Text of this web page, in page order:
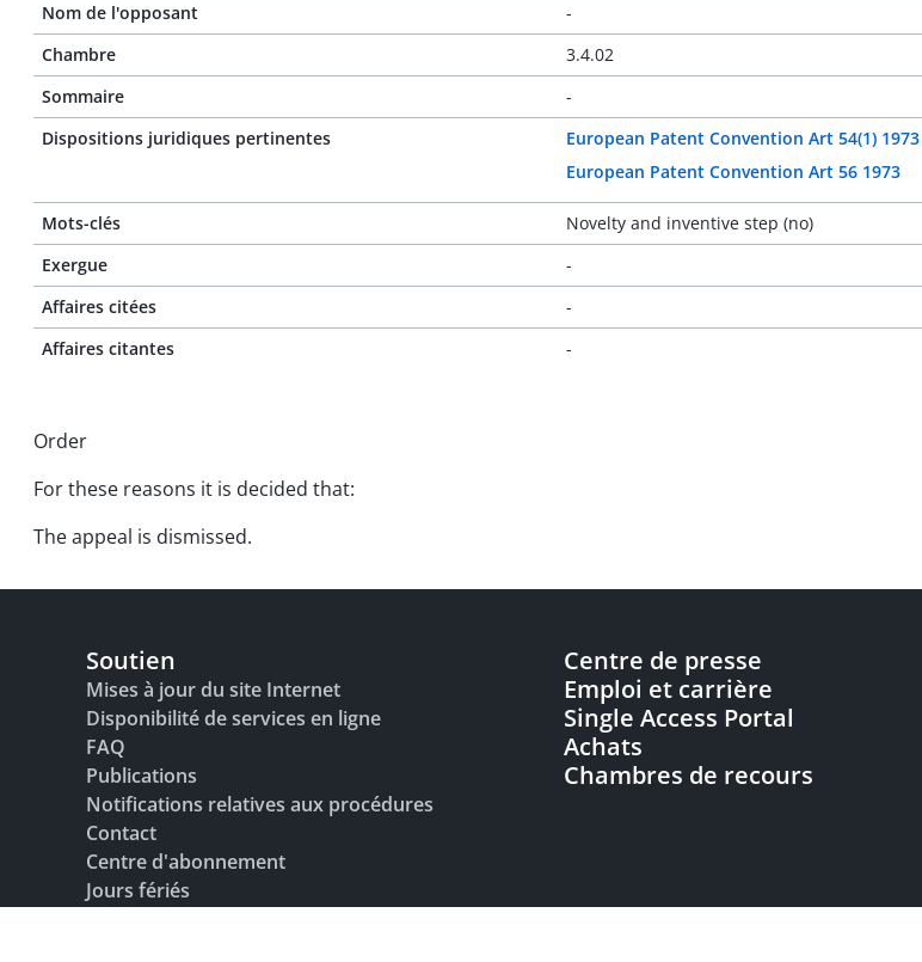
Nom de l'opposant
-
Chambre
3.4.02
Sommaire
-
Dispositions juridiques pertinentes
European Patent Convention Art 54(1) 1973
European Patent Convention Art 56 1973
Mots-clés
Novelty and inventive step (no)
Exergue
-
Affaires citées
-
Affaires citantes
-
Order
For these reasons it is decided that:
The appeal is dismissed.
Soutien
Mises à jour du site Internet
Disponibilité de services en ligne
FAQ
Publications
Notifications relatives aux procédures
Contact
Centre d'abonnement
Jours fériés
Centre de presse
Emploi et carrière
Single Access Portal
Achats
Chambres de recours